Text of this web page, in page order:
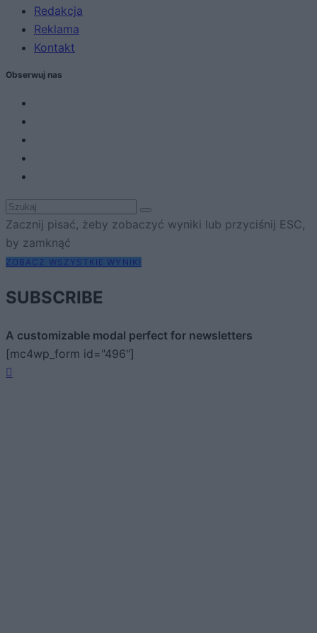
Redakcja
Reklama
Kontakt
Obserwuj nas
Zacznij pisać, żeby zobaczyć wyniki lub przyciśnij ESC,
by zamknąć
ZOBACZ WSZYSTKIE WYNIKI
SUBSCRIBE
A customizable modal perfect for newsletters
[mc4wp_form id="496"]